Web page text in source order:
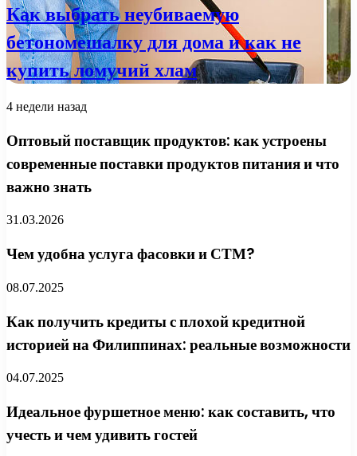
Как выбрать неубиваемую
бетономешалку для дома и как не
купить ломучий хлам
4 недели назад
Оптовый поставщик продуктов: как устроены
современные поставки продуктов питания и что
важно знать
31.03.2026
Чем удобна услуга фасовки и СТМ?
08.07.2025
Как получить кредиты с плохой кредитной
историей на Филиппинах: реальные возможности
04.07.2025
Идеальное фуршетное меню: как составить, что
учесть и чем удивить гостей